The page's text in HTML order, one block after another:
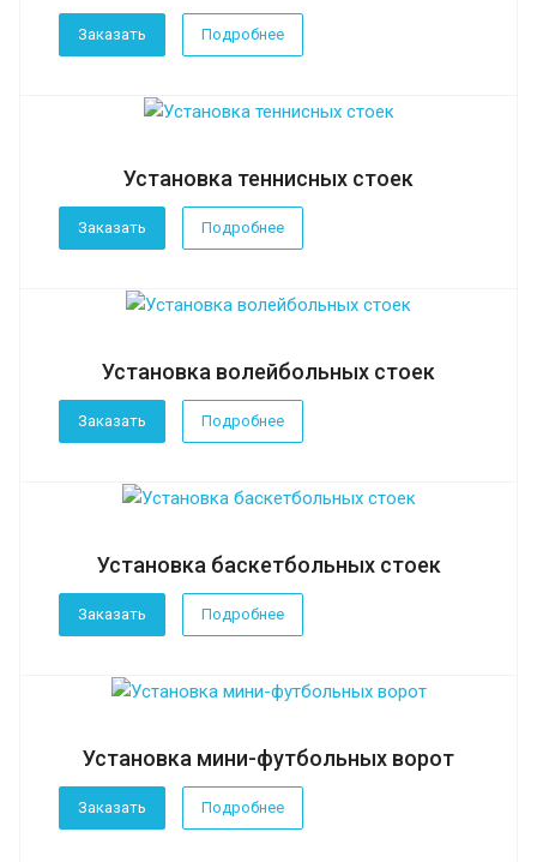
Заказать Подробнее
Установка теннисных стоек
Заказать Подробнее
Установка волейбольных стоек
Заказать Подробнее
Установка баскетбольных стоек
Заказать Подробнее
Установка мини-футбольных ворот
Заказать Подробнее